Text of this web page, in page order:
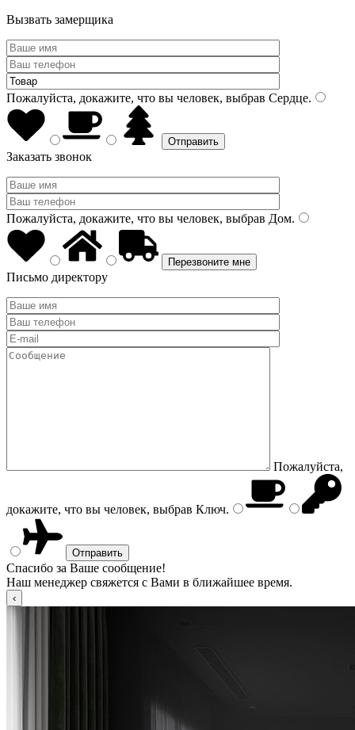
Вызвать замерщика
Пожалуйста, докажите, что вы человек, выбрав Сердце.
Заказать звонок
Пожалуйста, докажите, что вы человек, выбрав Дом.
Письмо директору
Пожалуйста,
докажите, что вы человек, выбрав Ключ.
Спасибо за Ваше сообщение!
Наш менеджер свяжется с Вами в ближайшее время.